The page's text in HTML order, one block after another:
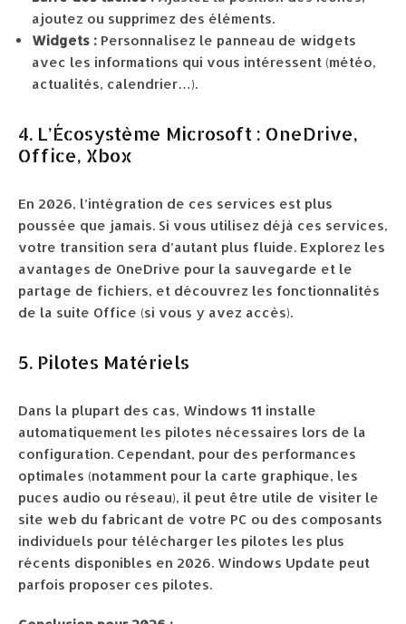
ajoutez ou supprimez des éléments.
Widgets : Personnalisez le panneau de widgets
avec les informations qui vous intéressent (météo,
actualités, calendrier…).
4. L’Écosystème Microsoft : OneDrive,
Office, Xbox
En 2026, l’intégration de ces services est plus
poussée que jamais. Si vous utilisez déjà ces services,
votre transition sera d’autant plus fluide. Explorez les
avantages de OneDrive pour la sauvegarde et le
partage de fichiers, et découvrez les fonctionnalités
de la suite Office (si vous y avez accès).
5. Pilotes Matériels
Dans la plupart des cas, Windows 11 installe
automatiquement les pilotes nécessaires lors de la
configuration. Cependant, pour des performances
optimales (notamment pour la carte graphique, les
puces audio ou réseau), il peut être utile de visiter le
site web du fabricant de votre PC ou des composants
individuels pour télécharger les pilotes les plus
récents disponibles en 2026. Windows Update peut
parfois proposer ces pilotes.